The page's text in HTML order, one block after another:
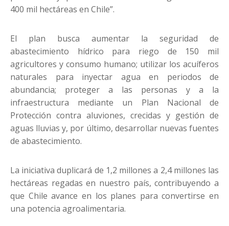
400 mil hectáreas en Chile”.
El plan busca aumentar la seguridad de
abastecimiento hídrico para riego de 150 mil
agricultores y consumo humano; utilizar los acuíferos
naturales para inyectar agua en periodos de
abundancia; proteger a las personas y a la
infraestructura mediante un Plan Nacional de
Protección contra aluviones, crecidas y gestión de
aguas lluvias y, por último, desarrollar nuevas fuentes
de abastecimiento.
La iniciativa duplicará de 1,2 millones a 2,4 millones las
hectáreas regadas en nuestro país, contribuyendo a
que Chile avance en los planes para convertirse en
una potencia agroalimentaria.